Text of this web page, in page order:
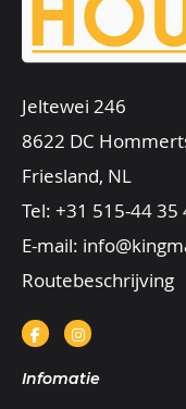
Jeltewei 246
8622 DC
Friesland, NL
Tel: +31 515-44 35
E-mail:
Routebeschrijving
Infomatie